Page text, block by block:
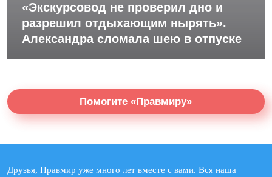
«Экскурсовод не проверил дно и
разрешил отдыхающим нырять».
Александра сломала шею в отпуске
Помогите «Правмиру»
Друзья, Правмир уже много лет вместе с вами. Вся наша